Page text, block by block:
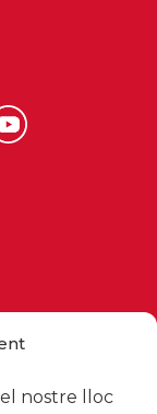
nostre lloc